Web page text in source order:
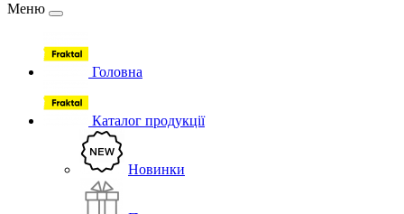
Меню
Головна
Каталог продукції
Новинки